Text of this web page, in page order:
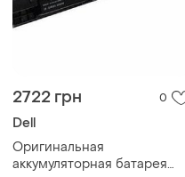
2722 грн 0
Dell
Оригинальная
аккумуляторная батарея